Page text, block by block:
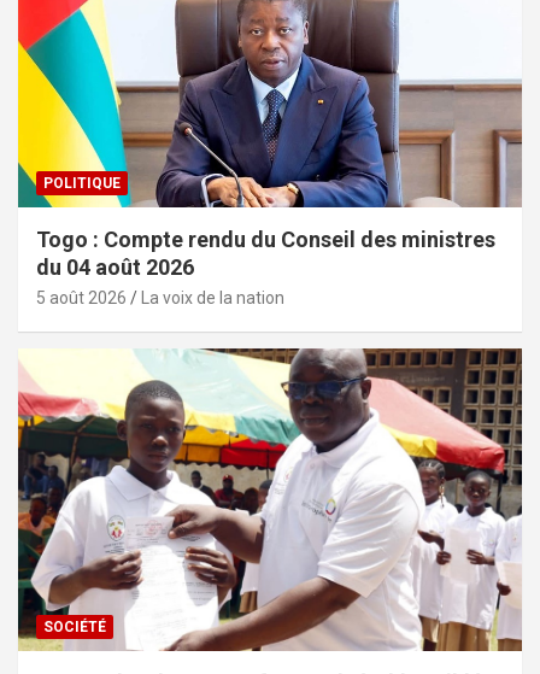
POLITIQUE
Togo : Compte rendu du Conseil des ministres
du 04 août 2026
5 août 2026 La voix de la nation
SOCIÉTÉ